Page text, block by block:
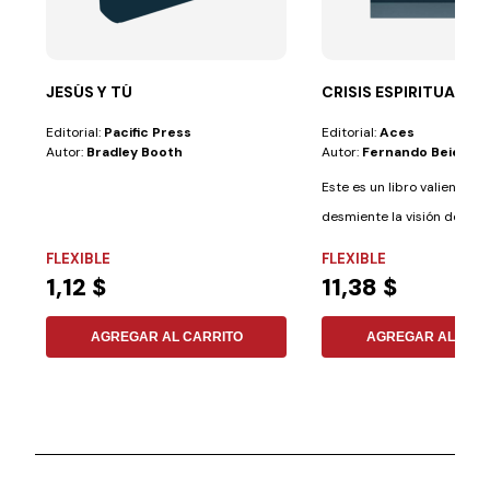
JESÚS Y TÚ
Editorial: Pacific Press
Autor: Bradley Booth
FLEXIBLE
1,12 $
AGREGAR AL CARRITO
CRISIS ESPIRITUALES
Editorial:Aces
Autor: Fernando Beier
Este es un libro valiente,
desmiente la visión de
FLEXIBLE
11,38 $
AGREGAR AL